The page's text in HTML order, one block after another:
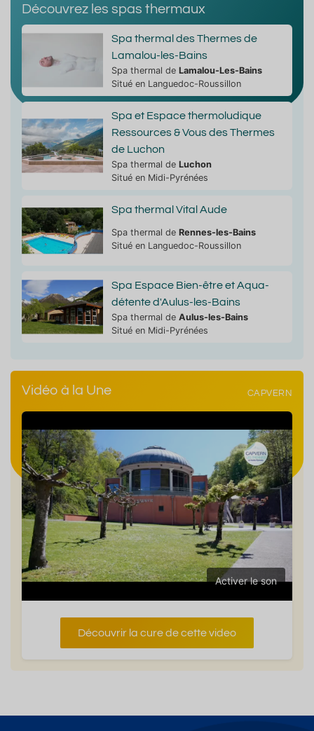
Découvrez les spas thermaux
Spa thermal des Thermes de
Lamalou-les-Bains
Spa thermal de Lamalou-Les-Bains
Situé en Languedoc-Roussillon
Spa et Espace thermoludique
Ressources & Vous des Thermes
de Luchon
Spa thermal de Luchon
Situé en Midi-Pyrénées
Spa thermal Vital Aude
Spa thermal de Rennes-les-Bains
Situé en Languedoc-Roussillon
Spa Espace Bien-être et Aqua-
détente d'Aulus-les-Bains
Spa thermal de Aulus-les-Bains
Situé en Midi-Pyrénées
Vidéo à la Une CAPVERN
Activer le son
Découvrir la cure de cette video